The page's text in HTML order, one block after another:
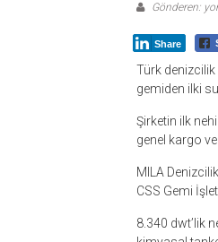
Gönderen:
Share
Türk denizcilik
gemiden ilki
Şirketin ilk
genel kargo
MILA
CSS Gemi
8.340 dwt’lik